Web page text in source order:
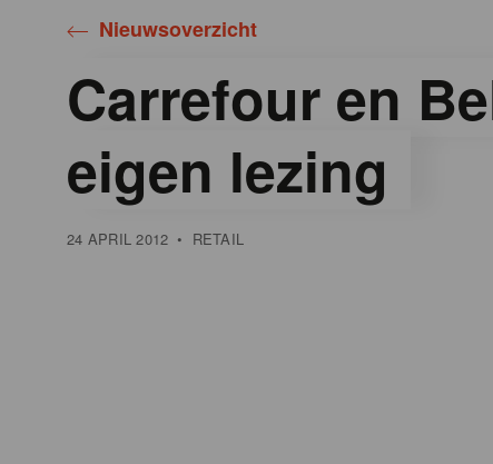
Nieuwsoverzicht
Carrefour en
eigen lezing
24 APRIL 2012 • RETAIL